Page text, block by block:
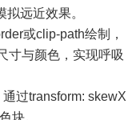
远近效果。
或clip-path绘制，
寸与颜色，实现呼吸
过transform: skewX
块。